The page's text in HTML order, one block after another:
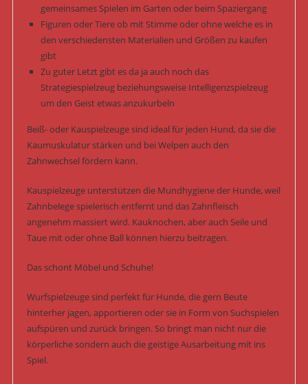
gemeinsames Spielen im Garten oder beim Spaziergang
Figuren oder Tiere ob mit Stimme oder ohne welche es in
den verschiedensten Materialien und Größen zu kaufen
gibt
Zu guter Letzt gibt es da ja auch noch das
Strategiespielzeug beziehungsweise Intelligenzspielzeug
um den Geist etwas anzukurbeln
Beiß- oder Kauspielzeuge sind ideal für jeden Hund, da sie die
Kaumuskulatur stärken und bei Welpen auch den
Zahnwechsel fördern kann.
Kauspielzeuge unterstützen die Mundhygiene der Hunde, weil
Zahnbelege spielerisch entfernt und das Zahnfleisch
angenehm massiert wird. Kauknochen, aber auch Seile und
Taue mit oder ohne Ball können hierzu beitragen.
Das schont Möbel und Schuhe!
Wurfspielzeuge sind perfekt für Hunde, die gern Beute
hinterher jagen, apportieren oder sie in Form von Suchspielen
aufspüren und zurück bringen. So bringt man nicht nur die
körperliche sondern auch die geistige Ausarbeitung mit ins
Spiel.